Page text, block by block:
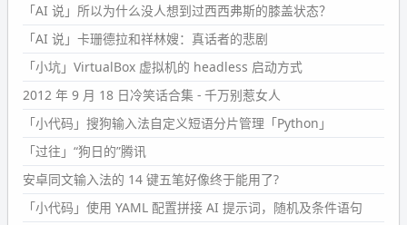
「AI 说」所以为什么没人想到过西西弗斯的膝盖状态？
「AI 说」卡珊德拉和祥林嫂：真话者的悲剧
「小坑」VirtualBox 虚拟机的 headless 启动方式
2012 年 9 月 18 日冷笑话合集 - 千万别惹女人
「小代码」搜狗输入法自定义短语分片管理「Python」
「过往」“狗日的”腾讯
安卓同文输入法的 14 键五笔好像终于能用了?
「小代码」使用 YAML 配置拼接 AI 提示词，随机及条件语句